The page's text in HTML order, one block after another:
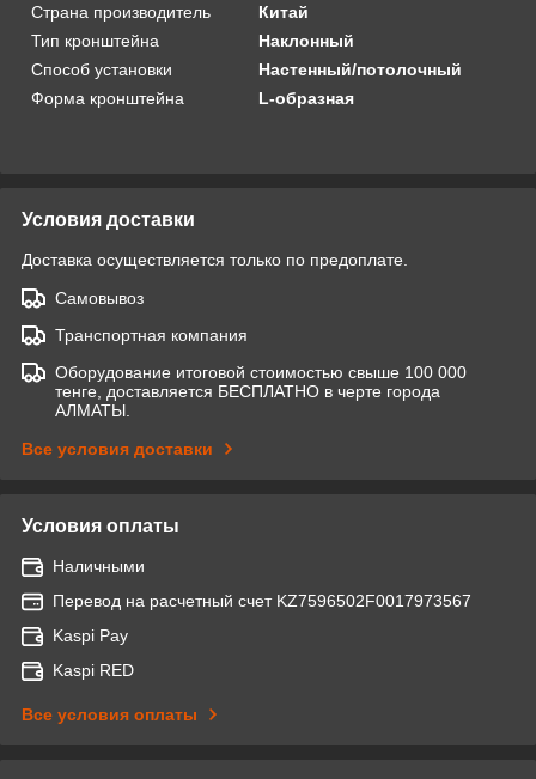
Страна производитель
Китай
Тип кронштейна
Наклонный
Способ установки
Настенный/потолочный
Форма кронштейна
L-образная
Условия доставки
Доставка осуществляется только по предоплате.
Самовывоз
Транспортная компания
Оборудование итоговой стоимостью свыше 100 000
тенге, доставляется БЕСПЛАТНО в черте города
АЛМАТЫ.
Все условия доставки
Условия оплаты
Наличными
Перевод на расчетный счет KZ7596502F0017973567
Kaspi Pay
Kaspi RED
Все условия оплаты